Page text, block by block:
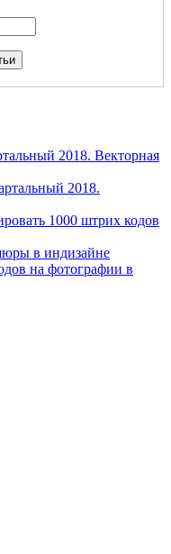
2018. Векторная
2018.
1000 штрих кодов
в индизайне
на фотографии в